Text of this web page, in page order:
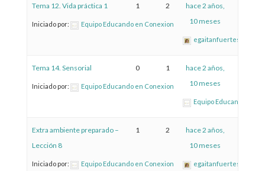
Tema 12. Vida práctica 1
Iniciado por: Equipo Educando en Conexion
1 2
hace 2 años,
10 meses
egaitanfuertes
Tema 14. Sensorial
Iniciado por: Equipo Educando en Conexion
0 1
hace 2 años,
10 meses
Equipo Educando en
Extra ambiente preparado –
Lección 8
Iniciado por: Equipo Educando en Conexion
1 2
hace 2 años,
10 meses
egaitanfuertes